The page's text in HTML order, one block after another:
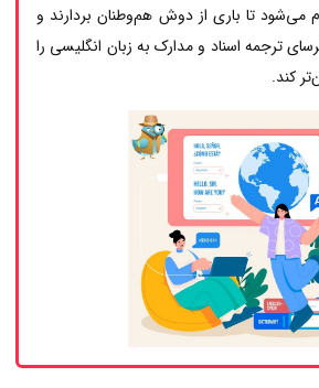
می‌شود تا باری از دوش هم‌وطنان بردارند و
ترجمه اسناد و مدارک به زبان انگلیسی را
کند.